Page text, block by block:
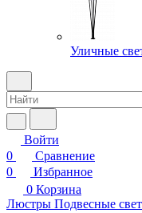
Уличные
Войти
0
Сравнение
0
Избранное
0 Корзина
Люстры Подвесные